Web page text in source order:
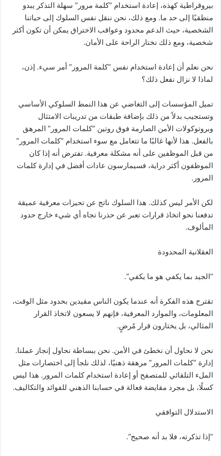
بيروقراطية كهذه، إعادة استخدام “كلمة مرور” سهلة التذكر يبدو
منطقيًا إلى حد ما. ومع ذلك، نحن ننقل نفس السلوك إلى حياتنا
الشخصية، حيث الدعم محدود وعواقب الاختراق يمكن أن تكون أكثر
شخصية، ومع ذلك نختار الراحة على الأمان.
نحن نعلم أن إعادة استخدام نفس “كلمة المرور” أمر سيء. إذن،
لماذا لا نزال نفعل ذلك؟
تميل المؤسسات إلى التغاضي عن هذا النمط السلوكي الأساسي
وتستجيب بدلاً من ذلك بإضافة طبقات من تدريبات الامتثال
وبروتوكولات الأمن الصارمة فوق روتين “كلمات المرور” المرهق
بالفعل. هذا لأنها غالبًا ما تتعامل مع سوء استخدام “كلمات المرور”
من قبل الموظفين على أنه مشكلة معرفية. تفترض أنه إذا كان
الموظفون أكثر دراية، فسيمارسون عادات أفضل في إدارة كلمات
المرور.
لكن الأمر ليس كذلك. هذا السلوك ناتج عن تحيزات معرفية عميقة
تدفعنا نحو اتخاذ قرارات تعبر عن حذرنا تجاه أي شيء خارج حدود
المألوف.
العقلانية المحدودة
“الجيد بما يكفي هو ما يكفي”.
تقترح هذه الفكرة أنه عندما يكون الناس مقيدين بحدود مثل الوقت،
المعلومات، والموارد المعرفية، فإنهم لا يسعون لاتخاذ القرار
المثالي، بل يختارون قرار مُرضٍ.
نحن لا نحاول أن نخطئ في الأمن. نحن ببساطة نحاول إنجاز عملنا.
إدارة “كلمات المرور” مرهقة ذهنيًا، لذلك نلجأ إلى اختصارات مثل
الملء التلقائي للمتصفح أو إعادة استخدام كلمات المرور. هذا ليس
كسلًا، بل مجرد مقايضة فعالة في حسابنا الذهني للفوائد والتكاليف.
الاستدلال التوافقي
“إذا تذكرته، فلا بد أنه صحيح”.